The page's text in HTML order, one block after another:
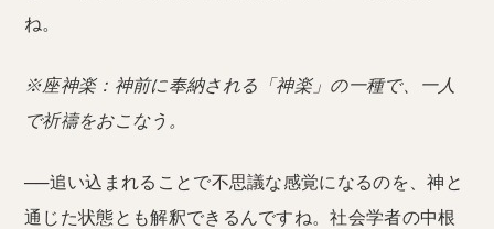
ね。
※座神楽：神前に奉納される「神楽」の一種で、一人
で祈禱をおこなう。
──追い込まれることで不思議な感覚になるのを、神と
通じた状態とも解釈できるんですね。社会学者の中根